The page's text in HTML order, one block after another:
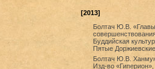
[2013]
Болтач Ю.В.
Буддийская
Пятые
Болтач Ю.В.
Изд-во